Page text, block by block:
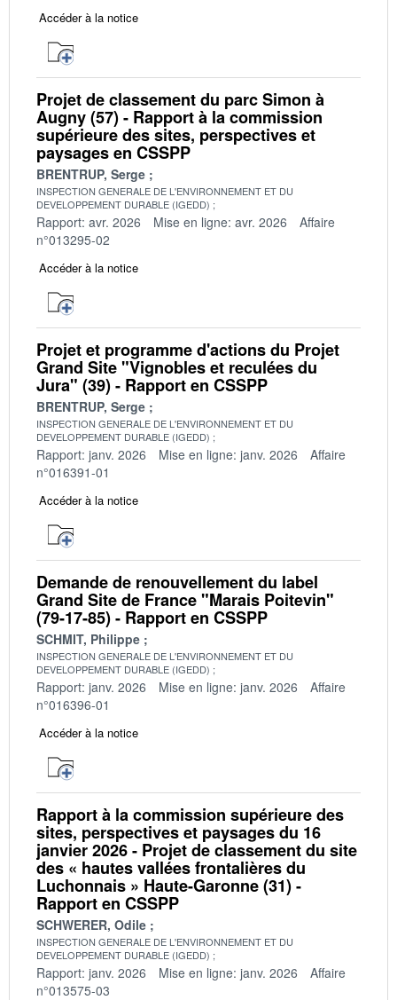
Accéder à la notice
Projet de classement du parc Simon à
Augny (57) - Rapport à la commission
supérieure des sites, perspectives et
paysages en CSSPP
BRENTRUP, Serge
INSPECTION GENERALE DE L'ENVIRONNEMENT ET DU
DEVELOPPEMENT DURABLE (IGEDD)
Rapport: avr. 2026 Mise en ligne: avr. 2026
Affaire
n°013295-02
Accéder à la notice
Projet et programme d'actions du Projet
Grand Site "Vignobles et reculées du
Jura" (39) - Rapport en CSSPP
BRENTRUP, Serge
INSPECTION GENERALE DE L'ENVIRONNEMENT ET DU
DEVELOPPEMENT DURABLE (IGEDD)
Rapport: janv. 2026 Mise en ligne: janv. 2026
Affaire
n°016391-01
Accéder à la notice
Demande de renouvellement du label
Grand Site de France "Marais Poitevin"
(79-17-85) - Rapport en CSSPP
SCHMIT, Philippe
INSPECTION GENERALE DE L'ENVIRONNEMENT ET DU
DEVELOPPEMENT DURABLE (IGEDD)
Rapport: janv. 2026 Mise en ligne: janv. 2026
Affaire
n°016396-01
Accéder à la notice
Rapport à la commission supérieure des
sites, perspectives et paysages du 16
janvier 2026 - Projet de classement du site
des « hautes vallées frontalières du
Luchonnais » Haute-Garonne (31) -
Rapport en CSSPP
SCHWERER, Odile
INSPECTION GENERALE DE L'ENVIRONNEMENT ET DU
DEVELOPPEMENT DURABLE (IGEDD)
Rapport: janv. 2026 Mise en ligne: janv. 2026
Affaire
n°013575-03